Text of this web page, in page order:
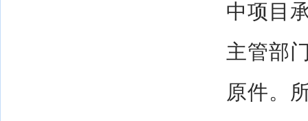
中项目
主管部
原件。